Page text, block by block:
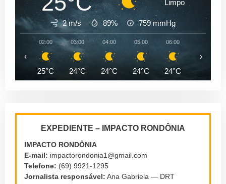
Limpo
2 m/s 89% 759 mmHg
02:00
25°C
03:00
24°C
04:00
24°C
05:00
24°C
06:00
24°C
‹ ›
EXPEDIENTE – IMPACTO RONDÔNIA
IMPACTO RONDÔNIA
E-mail: impactorondonia1@gmail.com
Telefone: (69) 9921-1295
Jornalista responsável: Ana Gabriela — DRT